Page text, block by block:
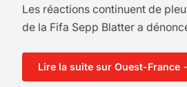
Les réactions continuent de
de la Fifa Sepp Blatter a
Lire la suite sur Ouest-France